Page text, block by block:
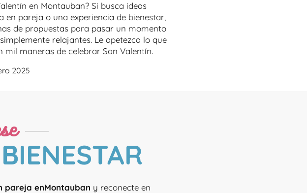
en Montauban? Si busca ideas
pareja o una experiencia de bienestar,
de propuestas para pasar un momento
relajantes. Le apetezca lo que
mil maneras de celebrar San Valentín.
2025
pareja enMontauban y reconecte en